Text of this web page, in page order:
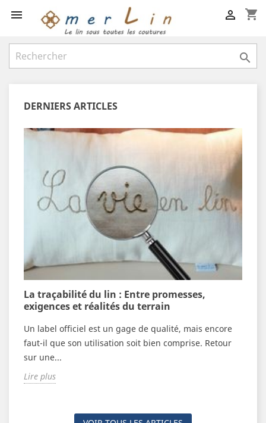
 shopping_cart


DERNIERS ARTICLES
La traçabilité du lin : Entre promesses,
exigences et réalités du terrain
Un label officiel est un gage de qualité, mais encore
faut-il que son utilisation soit bien comprise. Retour
sur une...
Lire plus